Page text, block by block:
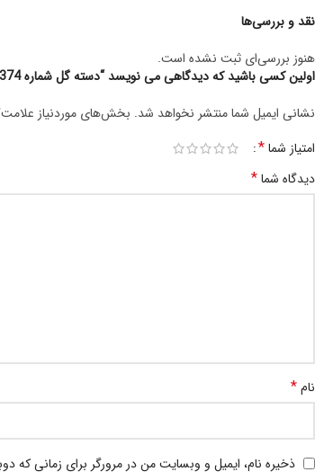
نقد و بررسی‌ها
هنوز بررسی‌ای ثبت نشده است.
اولین کسی باشید که دیدگاهی می نویسد “دسته گل شماره 374”
نشانی ایمیل شما منتشر نخواهد شد. بخش‌های موردنیاز
امتیاز شما*
دیدگاه شما*
نام*
ذخیره نام، ایمیل و وبسایت من در مرورگر برای زمانی که